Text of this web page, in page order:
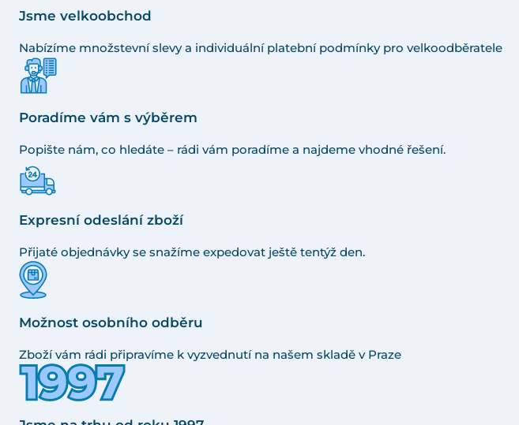
Jsme velkoobchod
Nabízíme množstevní slevy a individuální platební podmínky pro velkoodběratele
Poradíme vám s výběrem
Popište nám, co hledáte – rádi vám poradíme a najdeme vhodné řešení.
Expresní odeslání zboží
Přijaté objednávky se snažíme expedovat ještě tentýž den.
Možnost osobního odběru
Zboží vám rádi připravíme k vyzvednutí na našem skladě v Praze